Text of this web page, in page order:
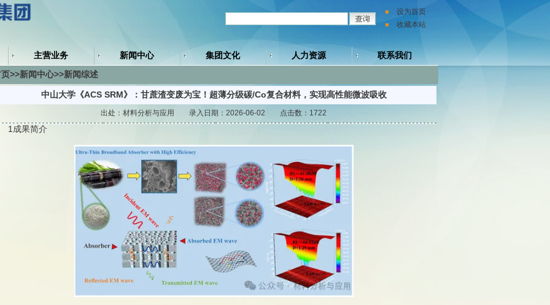
设为首页
收藏本站
主营业务 新闻中心 集团文化 人力资源 联系我们
>>新闻中心>>新闻综述
中山大学《ACS SRM》：甘蔗渣变废为宝！超薄分级碳/Co复合材料，实现高性能微波吸收
出处：材料分析与应用 录入日期：2026-06-02 点击数：1722
果简介